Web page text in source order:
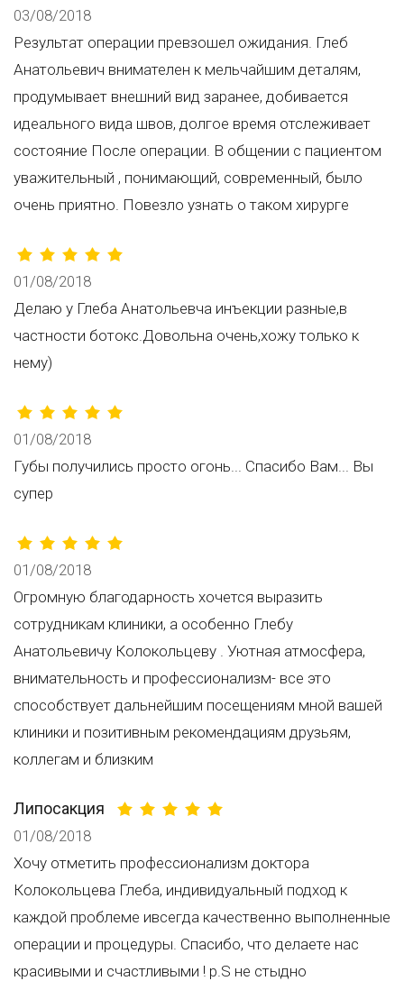
03/08/2018
Результат операции превзошел ожидания. Глеб
Анатольевич внимателен к мельчайшим деталям,
продумывает внешний вид заранее, добивается
идеального вида швов, долгое время отслеживает
состояние После операции. В общении с пациентом
уважительный , понимающий, современный, было
очень приятно. Повезло узнать о таком хирурге
01/08/2018
Делаю у Глеба Анатольевча инъекции разные,в
частности ботокс.Довольна очень,хожу только к
нему)
01/08/2018
Губы получились просто огонь... Спасибо Вам... Вы
супер
01/08/2018
Огромную благодарность хочется выразить
сотрудникам клиники, а особенно Глебу
Анатольевичу Колокольцеву . Уютная атмосфера,
внимательность и профессионализм- все это
способствует дальнейшим посещениям мной вашей
клиники и позитивным рекомендациям друзьям,
коллегам и близким
Липосакция
01/08/2018
Хочу отметить профессионализм доктора
Колокольцева Глеба, индивидуальный подход к
каждой проблеме ивсегда качественно выполненные
операции и процедуры. Спасибо, что делаете нас
красивыми и счастливыми ! p.S не стыдно